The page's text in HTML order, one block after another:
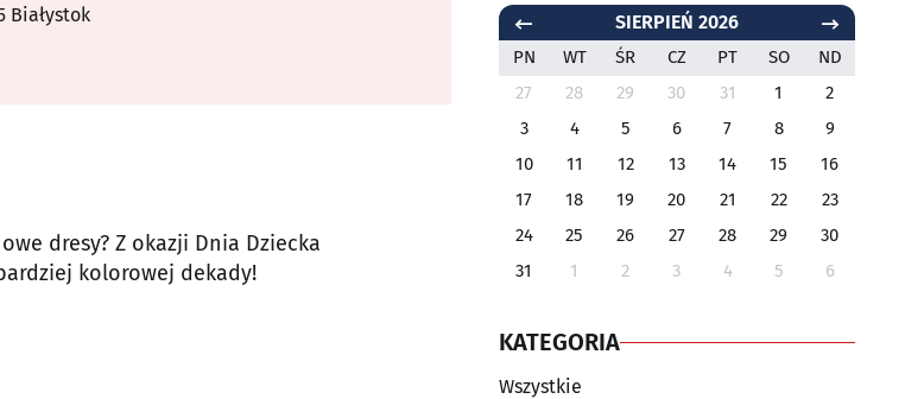
Białystok
dresy? Z okazji Dnia Dziecka
kolorowej dekady!
SIERPIEŃ 2026
PN WT ŚR CZ PT SO
ND
27
28 29 30 31 1
2
3
4 5 6 7 8
9
10
11 12 13 14 15
16
17
18 19 20 21 22
23
24
25 26 27 28 29
30
31
1 2 3 4 5 6
KATEGORIA
Wszystkie